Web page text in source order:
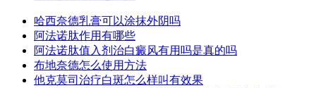
哈西奈德乳膏可以涂抹外阴吗
阿法诺肽作用有哪些
阿法诺肽值入剂治白癜风有用吗是真的吗
布地奈德怎么使用方法
他克莫司治疗白斑怎么样叫有效果